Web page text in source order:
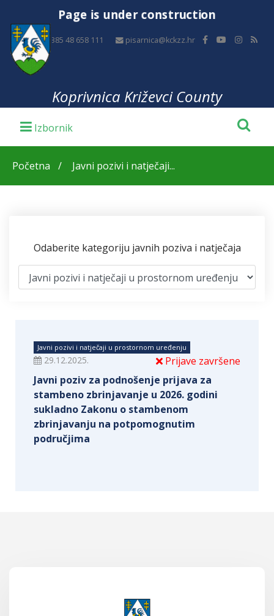
Page is under construction
+385 48 658 111 pisarnica@kckzz.hr
Koprivnica Križevci County
Početna Javni pozivi i natječaji...
Odaberite kategoriju javnih poziva i natječaja
Javni pozivi i natječaji u prostornom uređenju
Prijave završene
29.12.2025.
Javni poziv za podnošenje prijava za
stambeno zbrinjavanje u 2026. godini
sukladno Zakonu o stambenom
zbrinjavanju na potpomognutim
područjima